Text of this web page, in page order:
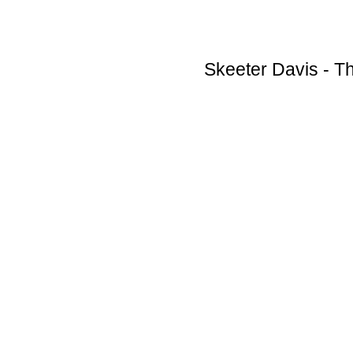
Skeeter Davis -